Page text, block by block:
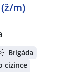
(ž/m)
Brigáda
cizince